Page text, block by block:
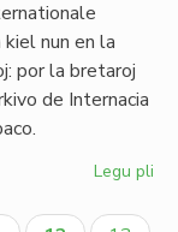
nun en la
por la bretaroj
de Internacia
Legu pli